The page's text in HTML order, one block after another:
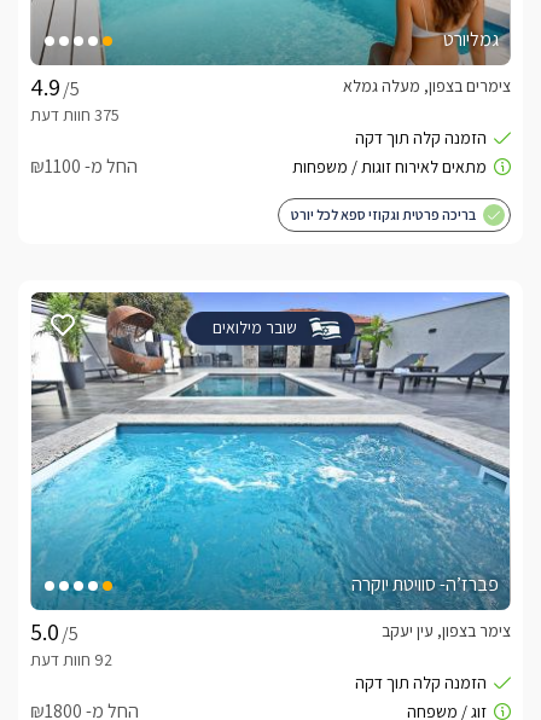
חשוב לדעת
מאובזר ומותאם לכלות ואירועים בתיאום מראש ובתוספת תשלום.
לצפייה במדיניות ותנאי הזמנה -
לפרטים נוספים או שאלות אנחנו פה לשירותכם
בברכה, דידי -052-9172884
לצפייה באטרקציות ומסעדות בקרבת אל די - סוויטת
יוקרה -לחצו כאן
גמליורט
/5
צימרים בצפון, מעלה גמלא
החל מ- ₪1100
בריכה פרטית וגקוזי ספא לכל יורט
שובר מילואים
פברז’ה- סוויטת יוקרה
/5
צימר בצפון, עין יעקב
החל מ- ₪1800